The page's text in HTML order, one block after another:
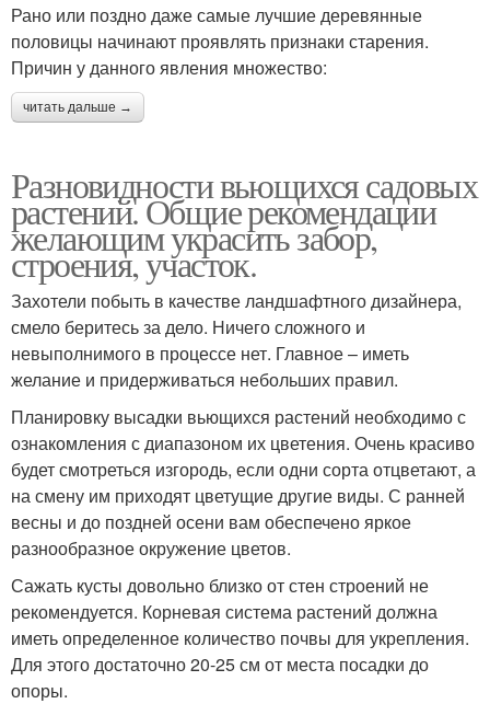
Рано или поздно даже самые лучшие деревянные
половицы начинают проявлять признаки старения.
Причин у данного явления множество:
читать дальше →
Разновидности вьющихся садовых
растений. Общие рекомендации
желающим украсить забор,
строения, участок.
Захотели побыть в качестве ландшафтного дизайнера,
смело беритесь за дело. Ничего сложного и
невыполнимого в процессе нет. Главное – иметь
желание и придерживаться небольших правил.
Планировку высадки вьющихся растений необходимо с
ознакомления с диапазоном их цветения. Очень красиво
будет смотреться изгородь, если одни сорта отцветают, а
на смену им приходят цветущие другие виды. С ранней
весны и до поздней осени вам обеспечено яркое
разнообразное окружение цветов.
Сажать кусты довольно близко от стен строений не
рекомендуется. Корневая система растений должна
иметь определенное количество почвы для укрепления.
Для этого достаточно 20-25 см от места посадки до
опоры.